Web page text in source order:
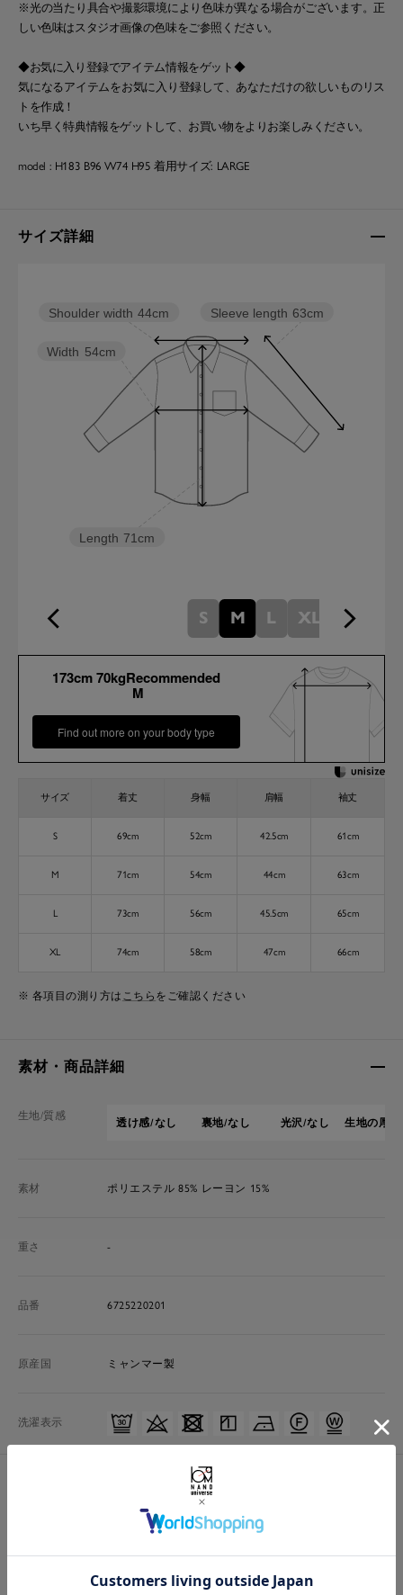
※光の当たり具合や撮影環境により色味が異なる場合がございます。正
しい色味はスタジオ画像の色味をご参照ください。
◆お気に入り登録でアイテム情報をゲット◆
気になるアイテムをお気に入り登録して、あなただけの欲しいものリス
トを作成！
いち早く特典情報をゲットして、お買い物をよりお楽しみください。
model : H183 B96 W74 H95 着用サイズ: LARGE
サイズ詳細
Sleeve length 63cm
Length 71cm
Width 54cm
Shoulder width 44cm
S M L XL
173cm 70kgRecommended
M
Find out more on your body type
サイズ 着丈 身幅 肩幅 袖丈
S 69cm 52cm 42.5cm 61cm
M 71cm 54cm 44cm 63cm
L 73cm 56cm 45.5cm 65cm
XL 74cm 58cm 47cm 66cm
※ 各項目の測り方は こちら をご確認ください
素材・商品詳細
生地/質感
透け感/なし 裏地/なし 光沢/なし 生地の厚
素材 ポリエステル 85% レーヨン 15%
重さ -
品番 6725220201
原産国 ミャンマー製
洗濯表示